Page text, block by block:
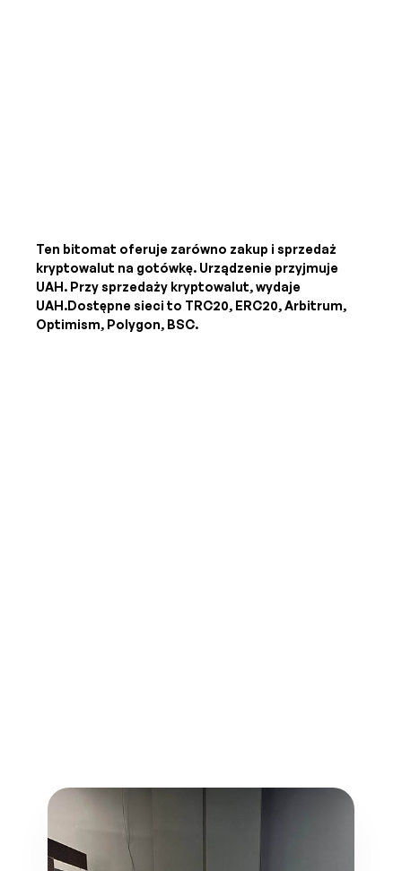
Ten bitomat oferuje zarówno zakup i sprzedaż
kryptowalut na gotówkę. Urządzenie przyjmuje
UAH. Przy sprzedaży kryptowalut, wydaje
UAH.Dostępne sieci to TRC20, ERC20, Arbitrum,
Optimism, Polygon, BSC.